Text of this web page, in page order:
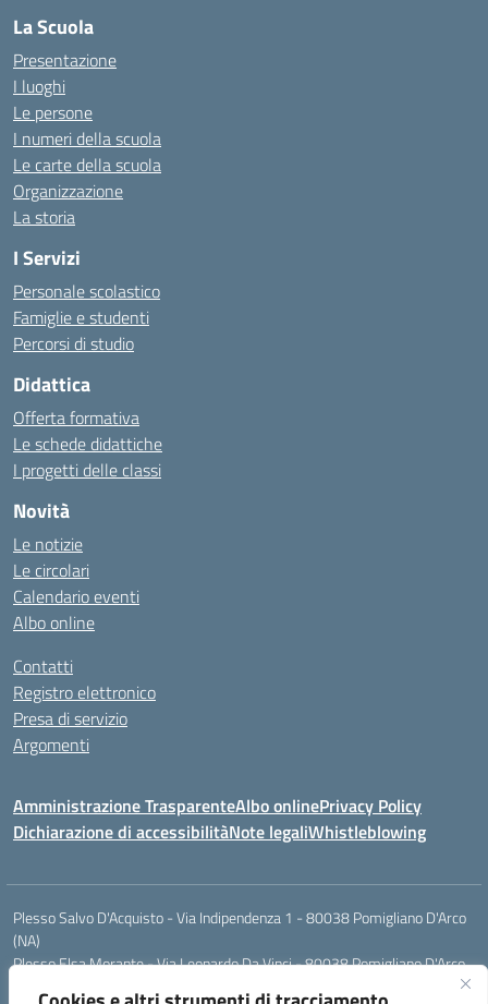
La Scuola
Presentazione
I luoghi
Le persone
I numeri della scuola
Le carte della scuola
Organizzazione
La storia
I Servizi
Personale scolastico
Famiglie e studenti
Percorsi di studio
Didattica
Offerta formativa
Le schede didattiche
I progetti delle classi
Novità
Le notizie
Le circolari
Calendario eventi
Albo online
Contatti
Registro elettronico
Presa di servizio
Argomenti
Amministrazione TrasparenteAlbo onlinePrivacy Policy
Dichiarazione di accessibilitàNote legaliWhistleblowing
Plesso Salvo D'Acquisto - Via Indipendenza 1 - 80038 Pomigliano D'Arco
(NA)
Plesso Elsa Morante - Via Leonardo Da Vinci - 80038 Pomigliano D'Arco